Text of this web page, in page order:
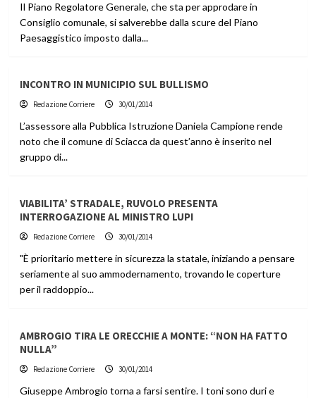
Il Piano Regolatore Generale, che sta per approdare in
Consiglio comunale, si salverebbe dalla scure del Piano
Paesaggistico imposto dalla...
INCONTRO IN MUNICIPIO SUL BULLISMO
Redazione Corriere 30/01/2014
L’assessore alla Pubblica Istruzione Daniela Campione rende
noto che il comune di Sciacca da quest’anno è inserito nel
gruppo di...
VIABILITA’ STRADALE, RUVOLO PRESENTA
INTERROGAZIONE AL MINISTRO LUPI
Redazione Corriere 30/01/2014
"È prioritario mettere in sicurezza la statale, iniziando a pensare
seriamente al suo ammodernamento, trovando le coperture
per il raddoppio...
AMBROGIO TIRA LE ORECCHIE A MONTE: “NON HA FATTO
NULLA”
Redazione Corriere 30/01/2014
Giuseppe Ambrogio torna a farsi sentire. I toni sono duri e